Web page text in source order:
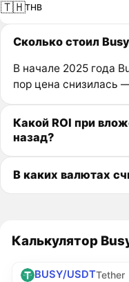
🇹🇭THB
Сколько стоил
В начале 2025 года
пор цена снизилась
Какой ROI при
назад?
В каких валютах
Калькулятор
BUSY/USDTTether